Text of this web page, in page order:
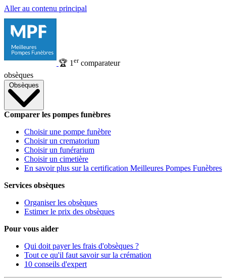
Aller au contenu principal
🏆 1 ercomparateur
obsèques
Obsèques
Comparer les pompes funèbres
Choisir une pompe funèbre
Choisir un crematorium
Choisir un funérarium
Choisir un cimetière
En savoir plus sur la certification Meilleures Pompes Funèbres
Services obsèques
Organiser les obsèques
Estimer le prix des obsèques
Pour vous aider
Qui doit payer les frais d'obsèques ?
Tout ce qu'il faut savoir sur la crémation
10 conseils d'expert